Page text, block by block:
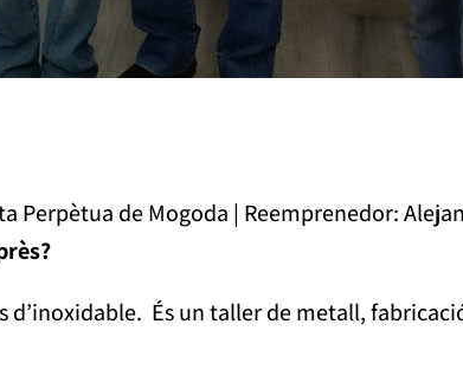
Perpètua de Mogoda | Reemprenedor:
d’inoxidable. És un taller de metall,